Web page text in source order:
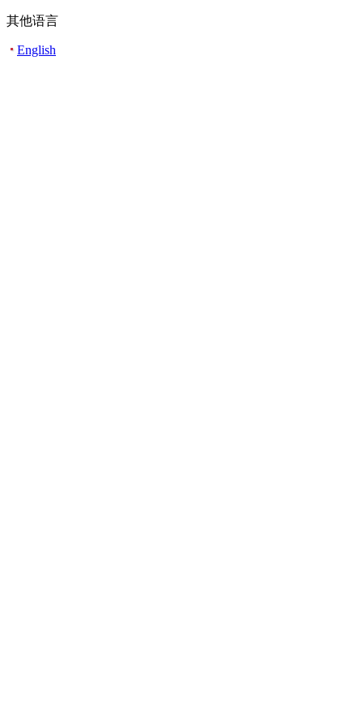
其他语言
English